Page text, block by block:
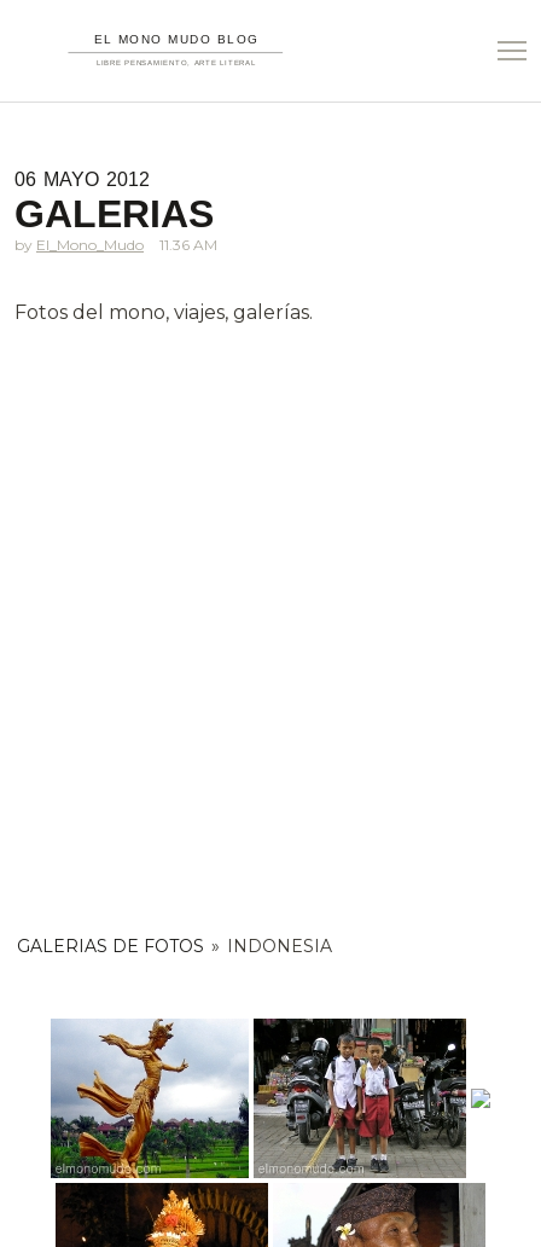
06 MAYO 2012
GALERIAS
El_Mono_Mudo 11.36 AM
Fotos del mono, viajes, galerías.
GALERIAS DE FOTOS » INDONESIA